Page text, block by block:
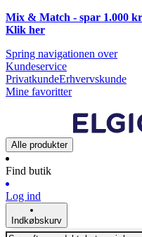
Mix & Match - spar 1.000
Klik her
Spring navigationen over
Kundeservice
PrivatkundeErhvervskunde
Mine favoritter
Alle produkter
Find butik
Log ind
Indkøbskurv